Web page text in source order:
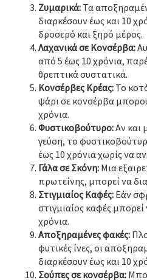
Ζυμαρικά: Τα
διαρκέσουν έως και 10
δροσερό και ξηρό μέρος.
Λαχανικά σε Κονσέρβα:
από 5 έως 10 χρόνια,
θρεπτικά συστατικά.
Κονσέρβες Κρέας: Το
ψάρι σε κονσέρβα
χρόνια.
Φυστικοβούτυρο:Αν και
γεύση, το
έως 10 χρόνια χωρίς να
Γάλα σε Σκόνη: Μια
πρωτεΐνης, μπορεί να
Στιγμιαίος Καφές: Εάν
στιγμιαίος καφές μπορεί
χρόνια.
Αποξηραμένες φακές:
φυτικές ίνες, οι
διαρκέσουν έως και 10
Σούπες σε κονσέρβα: